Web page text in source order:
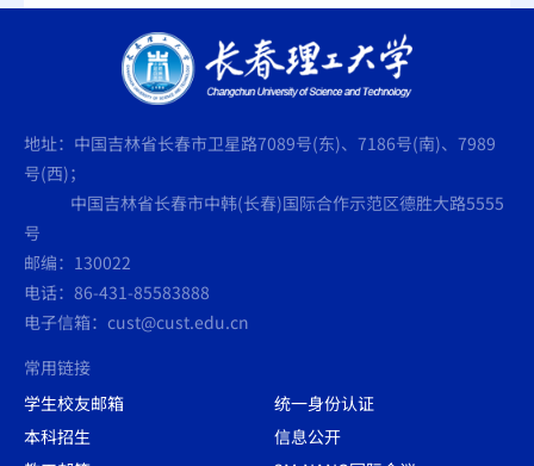
地址：中国吉林省长春市卫星路7089号(东)、7186号(南)、7989
号(西)；
中国吉林省长春市中韩(长春)国际合作示范区德胜大路5555
号
邮编：130022
电话：86-431-85583888
电子信箱：cust@cust.edu.cn
常用链接
学生校友邮箱
统一身份认证
本科招生
信息公开